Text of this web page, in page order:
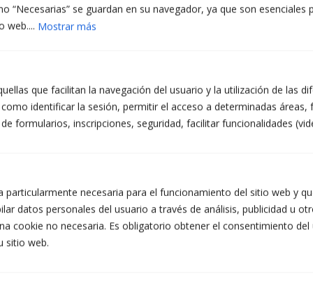
“Necesarias” se guardan en su navegador, ya que son esenciales
web.... Mostrar más
que facilitan la navegación del usuario y la utilización de las
identificar la sesión, permitir el acceso a determinadas áreas,
formularios, inscripciones, seguridad, facilitar funcionalidades
particularmente necesaria para el funcionamiento del sitio web y
datos personales del usuario a través de análisis, publicidad u
cookie no necesaria. Es obligatorio obtener el consentimiento
sitio web.
Qualsevol hora
Prefereixo contacte per WhatsApp
El missatge (obligatori)